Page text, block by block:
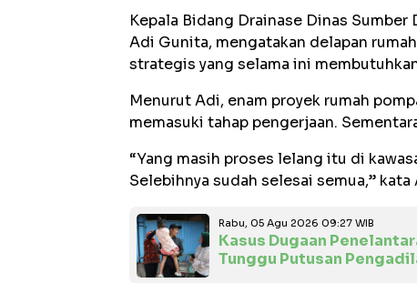
Kepala Bidang Drainase Dinas Sumber
Adi Gunita, mengatakan delapan
strategis yang selama ini
Menurut Adi, enam proyek rumah
memasuki tahap pengerjaan.
“Yang masih proses lelang itu di
Selebihnya sudah selesai semua,”
Rabu, 05 Agu 2026 09:27 WIB
Kasus Dugaan
Tunggu Putusan